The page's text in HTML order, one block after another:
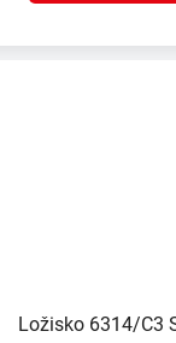
Ložisko 6314/C3